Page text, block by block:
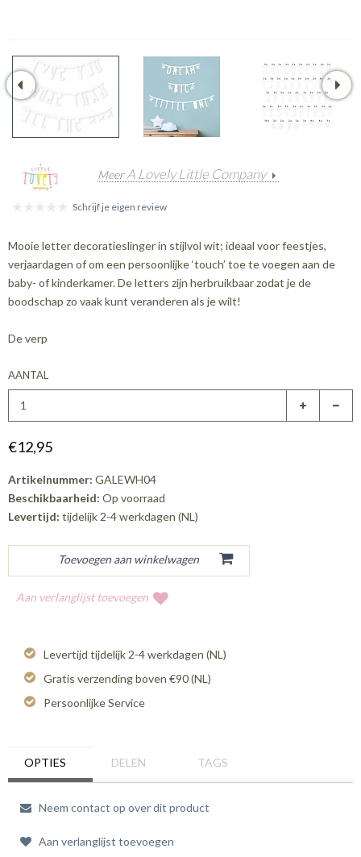
MeerA Lovely Little Company
Schrijf je eigen review
Mooie letter decoratieslinger in stijlvol wit; ideaal voor feestjes,
verjaardagen of om een persoonlijke ‘touch’ toe te voegen aan de
baby- of kinderkamer. De letters zijn herbruikbaar zodat je de
boodschap zo vaak kunt veranderen als je wilt!
De verp
AANTAL
€12,95
Artikelnummer: GALEWH04
Beschikbaarheid: Op voorraad
Levertijd: tijdelijk 2-4 werkdagen (NL)
Aan verlanglijst toevoegen
Levertijd tijdelijk 2-4 werkdagen (NL)
Gratis verzending boven €90 (NL)
Persoonlijke Service
OPTIES DELEN TAGS
Neem contact op over dit product
Aan verlanglijst toevoegen